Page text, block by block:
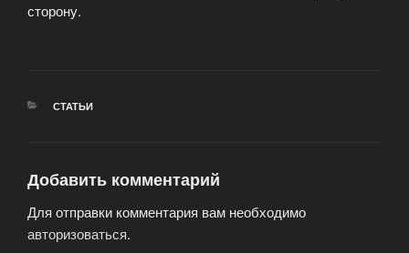
сторону.
РУБРИКИ
СТАТЬИ
Добавить комментарий
Для отправки комментария вам необходимо
авторизоваться.